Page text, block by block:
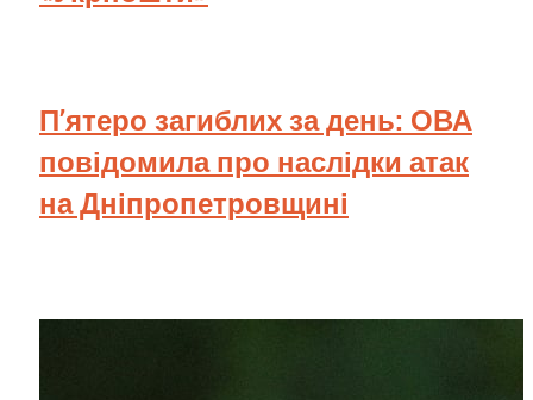
П’ятеро загиблих за день: ОВА
повідомила про наслідки атак
на Дніпропетровщині